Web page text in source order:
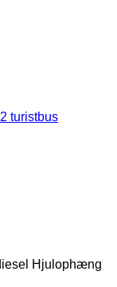
turistbus
Hjulophæng